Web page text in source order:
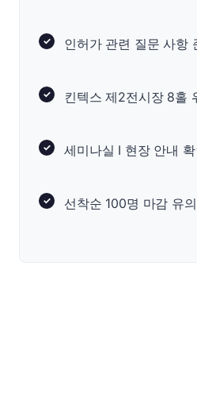
인허가 관련 질문 사항
킨텍스 제2전시장 8홀
세미나실 I 현장 안내 확
선착순 100명 마감 유의